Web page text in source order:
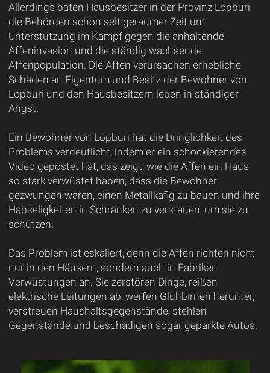
Allerdings baten Hausbesitzer in der Provinz Lopburi
die Behörden schon seit geraumer Zeit um
Unterstützung im Kampf gegen die anhaltende
Affeninvasion und die ständig wachsende
Affenpopulation. Die Affen verursachen erhebliche
Schäden an Eigentum und Besitz der Bewohner von
Lopburi und den Hausbesitzern leben in ständiger
Angst.
Ein Bewohner von Lopburi hat die Dringlichkeit des
Problems verdeutlicht, indem er ein schockierendes
Video gepostet hat, das zeigt, wie die Affen ein Haus
so stark verwüstet haben, dass die Bewohner
gezwungen waren, einen Metallkäfig zu bauen und ihre
Habseligkeiten in Schränken zu verstauen, um sie zu
schützen.
Das Problem ist eskaliert, denn die Affen richten nicht
nur in den Häusern, sondern auch in Fabriken
Verwüstungen an. Sie zerstören Dinge, reißen
elektrische Leitungen ab, werfen Glühbirnen herunter,
verstreuen Haushaltsgegenstände, stehlen
Gegenstände und beschädigen sogar geparkte Autos.